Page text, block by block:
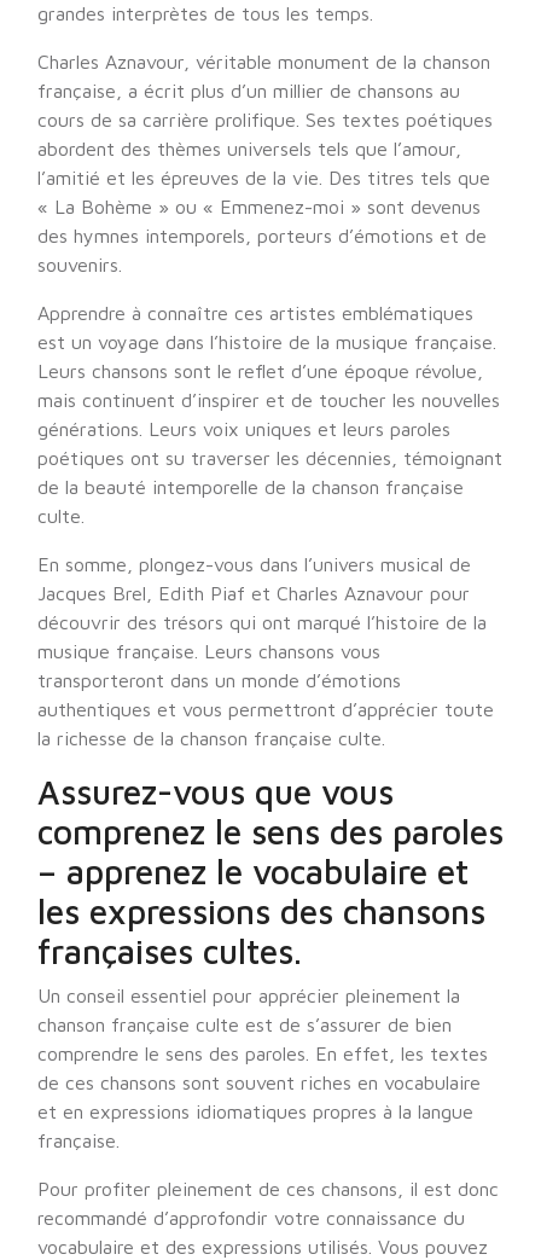
grandes interprètes de tous les temps.
Charles Aznavour, véritable monument de la chanson
française, a écrit plus d’un millier de chansons au
cours de sa carrière prolifique. Ses textes poétiques
abordent des thèmes universels tels que l’amour,
l’amitié et les épreuves de la vie. Des titres tels que
« La Bohème » ou « Emmenez-moi » sont devenus
des hymnes intemporels, porteurs d’émotions et de
souvenirs.
Apprendre à connaître ces artistes emblématiques
est un voyage dans l’histoire de la musique française.
Leurs chansons sont le reflet d’une époque révolue,
mais continuent d’inspirer et de toucher les nouvelles
générations. Leurs voix uniques et leurs paroles
poétiques ont su traverser les décennies, témoignant
de la beauté intemporelle de la chanson française
culte.
En somme, plongez-vous dans l’univers musical de
Jacques Brel, Edith Piaf et Charles Aznavour pour
découvrir des trésors qui ont marqué l’histoire de la
musique française. Leurs chansons vous
transporteront dans un monde d’émotions
authentiques et vous permettront d’apprécier toute
la richesse de la chanson française culte.
Assurez-vous que vous
comprenez le sens des paroles
– apprenez le vocabulaire et
les expressions des chansons
françaises cultes.
Un conseil essentiel pour apprécier pleinement la
chanson française culte est de s’assurer de bien
comprendre le sens des paroles. En effet, les textes
de ces chansons sont souvent riches en vocabulaire
et en expressions idiomatiques propres à la langue
française.
Pour profiter pleinement de ces chansons, il est donc
recommandé d’approfondir votre connaissance du
vocabulaire et des expressions utilisés. Vous pouvez